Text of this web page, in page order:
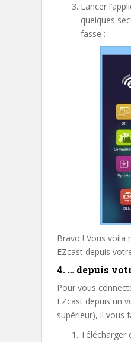
Lancer
quelques
fasse :
Bravo ! Vous voila
EZcast depuis
4. … depuis
Pour vous
EZcast depuis un
supérieur), il vous
Télécharger